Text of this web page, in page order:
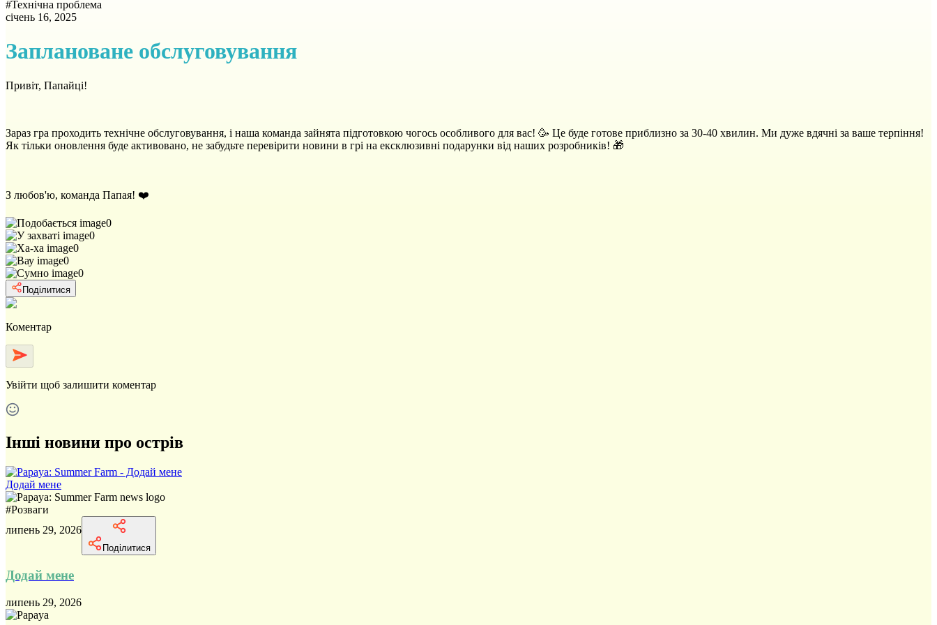
#Технічна проблема
січень 16, 2025
Заплановане обслуговування
Привіт, Папайці!
Зараз гра проходить технічне обслуговування, і наша команда зайнята підготовкою чогось особливого для вас! 🥳 Це буде готове приблизно за 30-40 хвилин. Ми дуже вдячні за ваше терпіння!
Як тільки оновлення буде активовано, не забудьте перевірити новини в грі на ексклюзивні подарунки від наших розробників! 🎁
З любов'ю, команда Папая! ❤️
0
0
0
0
0
Поділитися
Коментар
Увійти щоб залишити коментар
Інші новини про острів
Додай мене
#Розваги
липень 29, 2026
Поділитися
Додай мене
липень 29, 2026